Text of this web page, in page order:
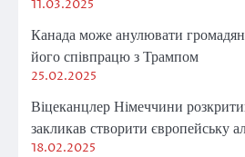
11.03.2025
Канада може анулювати
його співпрацю з Трампом
25.02.2025
Віцеканцлер Німеччини
закликав створити європейську
18.02.2025